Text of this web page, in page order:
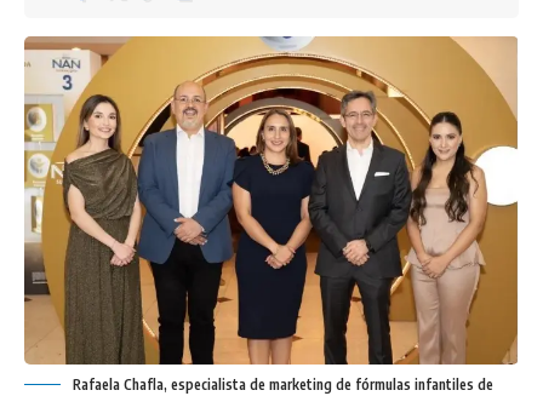
Rafaela Chafla, especialista de marketing de fórmulas infantiles de